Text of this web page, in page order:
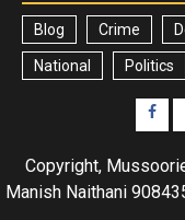
Blog Crime
National Politics
Copyright,
Manish Naithani